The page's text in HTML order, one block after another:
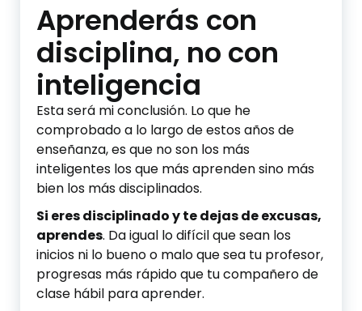
Aprenderás con
disciplina, no con
inteligencia
Esta será mi conclusión. Lo que he
comprobado a lo largo de estos años de
enseñanza, es que no son los más
inteligentes los que más aprenden sino más
bien los más disciplinados.
Si eres disciplinado y te dejas de excusas,
aprendes. Da igual lo difícil que sean los
inicios ni lo bueno o malo que sea tu profesor,
progresas más rápido que tu compañero de
clase hábil para aprender.